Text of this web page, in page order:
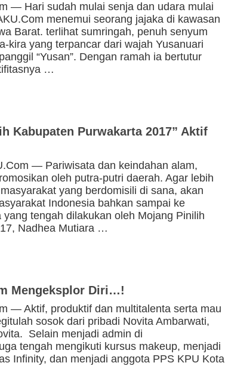
— Hari sudah mulai senja dan udara mulai
menemui seorang jajaka di kawasan
Barat. terlihat sumringah, penuh senyum
kira yang terpancar dari wajah Yusanuari
“Yusan”. Dengan ramah ia bertutur
…
Kabupaten Purwakarta 2017” Aktif
— Pariwisata dan keindahan alam,
oleh putra-putri daerah. Agar lebih
yang berdomisili di sana, akan
Indonesia bahkan sampai ke
tengah dilakukan oleh Mojang Pinilih
Nadhea Mutiara …
Mengeksplor Diri…!
— Aktif, produktif dan multitalenta serta mau
sosok dari pribadi Novita Ambarwati,
Selain menjadi admin di
tengah mengikuti kursus makeup, menjadi
Infinity, dan menjadi anggota PPS KPU Kota